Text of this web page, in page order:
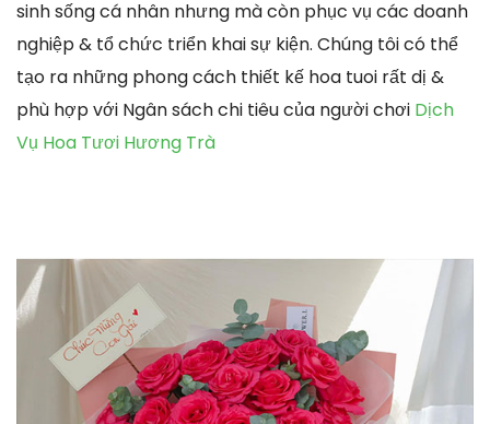
sinh sống cá nhân nhưng mà còn phục vụ các doanh
nghiệp & tổ chức triển khai sự kiện. Chúng tôi có thể
tạo ra những phong cách thiết kế hoa tuoi rất dị &
phù hợp với Ngân sách chi tiêu của người chơi Dịch
Vụ Hoa Tươi Hương Trà